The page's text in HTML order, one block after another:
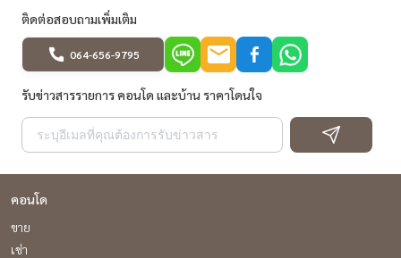
ติดต่อสอบถามเพิ่มเติม
064-656-9795
รับข่าวสารรายการ คอนโด และบ้าน ราคาโดนใจ
คอนโด
ขาย
เช่า